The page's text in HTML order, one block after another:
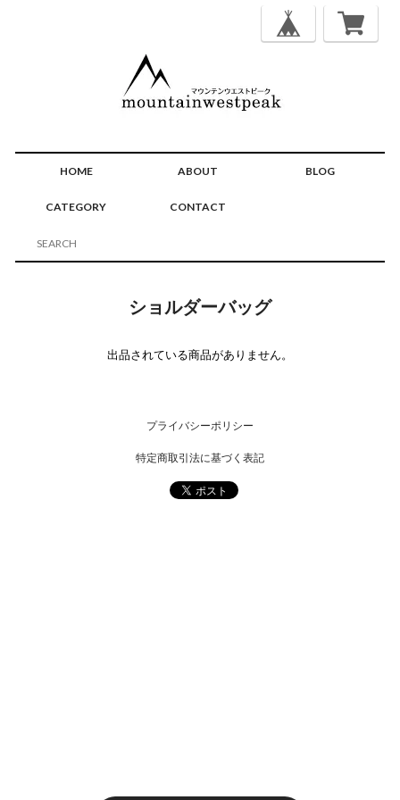
HOME ABOUT BLOG
CATEGORY CONTACT
ショルダーバッグ
出品されている商品がありません。
プライバシーポリシー
特定商取引法に基づく表記